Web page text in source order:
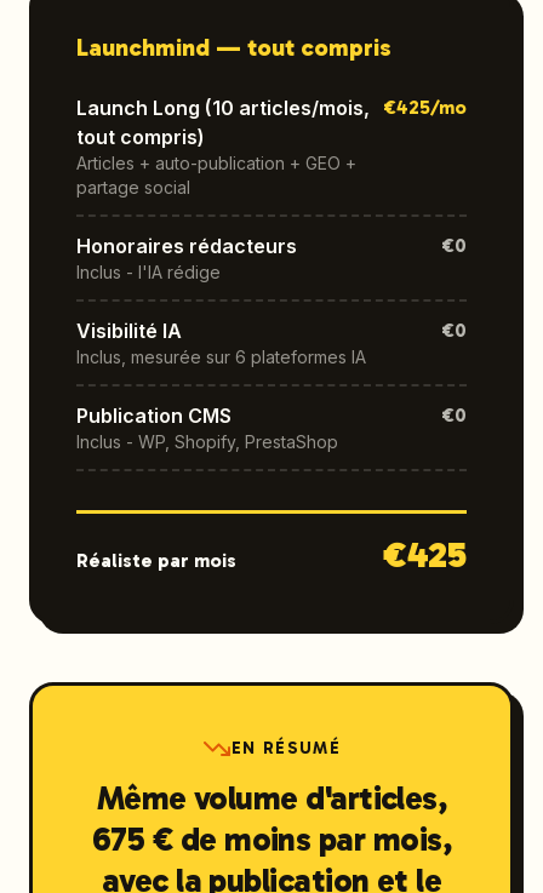
Launchmind — tout compris
Launch Long (10 articles/mois,
tout compris)
Articles + auto-publication + GEO +
partage social
€425/mo
Honoraires rédacteurs
Inclus - l'IA rédige
€0
Visibilité IA
Inclus, mesurée sur 6 plateformes IA
€0
Publication CMS
Inclus - WP, Shopify, PrestaShop
€0
Réaliste par mois €425
EN RÉSUMÉ
Même volume d'articles,
675 € de moins par mois,
avec la publication et le